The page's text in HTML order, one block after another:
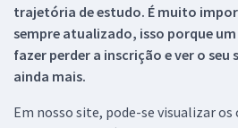
trajetória de estudo. É muito
sempre atualizado, isso porque
fazer perder a inscrição e ver o
ainda mais.
Em nosso site, pode-se visualizar os